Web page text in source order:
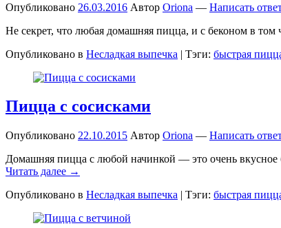
Опубликовано 26.03.2016 Автор Oriona — Написать
Не секрет, что любая домашняя пицца, и с беконом в том
Опубликовано в Несладкая выпечка | Тэги: быстрая
Пицца с сосисками
Опубликовано 22.10.2015 Автор Oriona — Написать
Домашняя пицца с любой начинкой — это очень вкусное
Читать далее →
Опубликовано в Несладкая выпечка | Тэги: быстрая